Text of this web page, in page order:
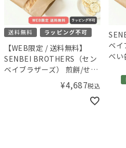
送料無料 ラッピング不可
【WEB限定 / 送料無料】
SENBEI BROTHERS（セン
ベイブラザーズ） 煎餅/せん
¥4,687税込
ベイ
べい